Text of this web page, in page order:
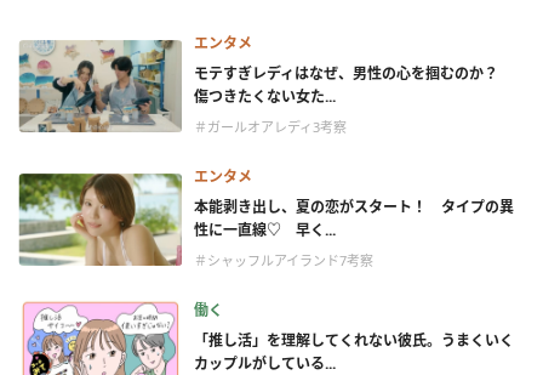
エンタメ
モテすぎレディはなぜ、男性の心を掴むのか？
傷つきたくない女た...
＃ガールオアレディ3考察
エンタメ
本能剥き出し、夏の恋がスタート！ タイプの異
性に一直線♡ 早く...
＃シャッフルアイランド7考察
働く
「推し活」を理解してくれない彼氏。うまくいく
カップルがしている...